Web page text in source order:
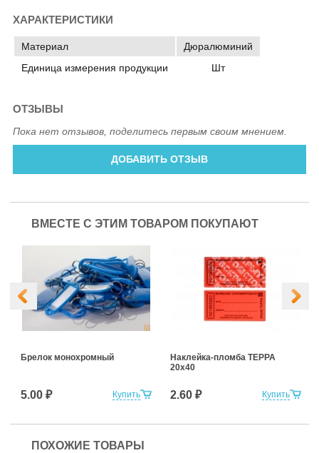
ХАРАКТЕРИСТИКИ
Материал
Дюралюминий
Единица измерения продукции
Шт
ОТЗЫВЫ
Пока нет отзывов, поделитесь первым своим мнением.
ДОБАВИТЬ ОТЗЫВ
ВМЕСТЕ С ЭТИМ ТОВАРОМ ПОКУПАЮТ
Купить
Брелок монохромный
5.00 ₽ Купить
Наклейка-пломба ТЕРРА
20х40
2.60 ₽
ПОХОЖИЕ ТОВАРЫ